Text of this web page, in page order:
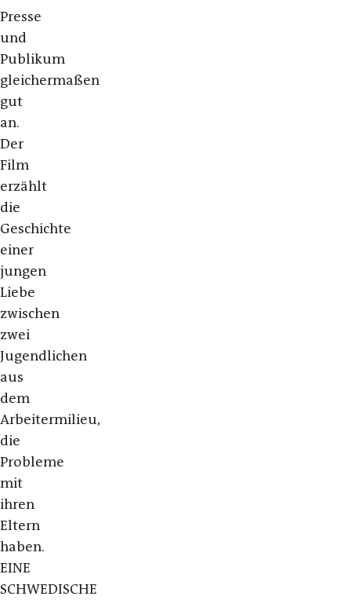
Presse
und
Publikum
gleichermaßen
gut
an.
Der
Film
erzählt
die
Geschichte
einer
jungen
Liebe
zwischen
zwei
Jugendlichen
aus
dem
Arbeitermilieu,
die
Probleme
mit
ihren
Eltern
haben.
EINE
SCHWEDISCHE